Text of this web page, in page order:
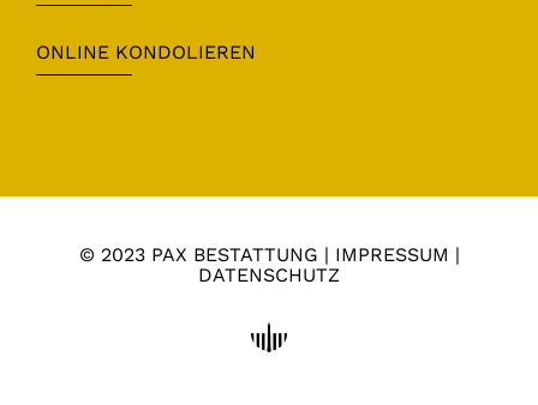
ONLINE KONDOLIEREN
© 2023 PAX BESTATTUNG | IMPRESSUM |
DATENSCHUTZ